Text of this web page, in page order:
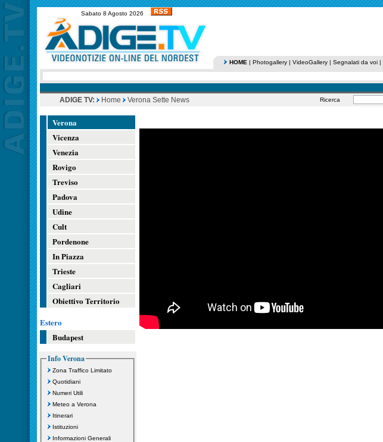
Sabato 8 Agosto 2026
HOME | Photogallery | VideoGallery | Segnalati da voi |
ADIGE TV: Home Verona Sette News Ricerca
Verona
Vicenza
Venezia
Rovigo
Treviso
Padova
Udine
Cult
Pordenone
In Piazza
Trieste
Cagliari
Obiettivo Territorio
Estero
Budapest
Info Verona
Zona Traffico Limitato
Quotidiani
Numeri Utili
Meteo a Verona
Itinerari
Istituzioni
Informazioni Generali